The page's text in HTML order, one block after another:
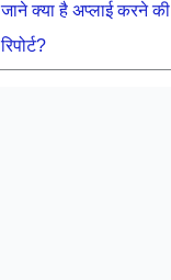
जाने क्या है अप्लाई करने
रिपोर्ट?